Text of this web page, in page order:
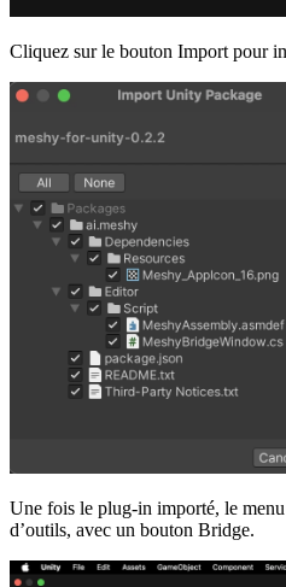
Cliquez sur le bouton Import pour
Une fois le plug-in importé, le
d’outils, avec un bouton Bridge.